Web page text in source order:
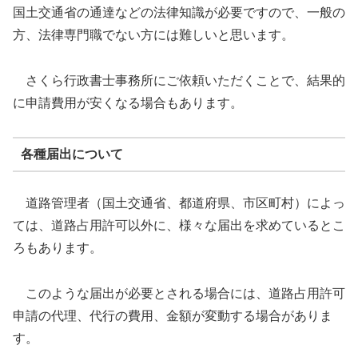
国土交通省の通達などの法律知識が必要ですので、一般の
方、法律専門職でない方には難しいと思います。
さくら行政書士事務所にご依頼いただくことで、結果的
に申請費用が安くなる場合もあります。
各種届出について
道路管理者（国土交通省、都道府県、市区町村）によっ
ては、道路占用許可以外に、様々な届出を求めているとこ
ろもあります。
このような届出が必要とされる場合には、道路占用許可
申請の代理、代行の費用、金額が変動する場合がありま
す。